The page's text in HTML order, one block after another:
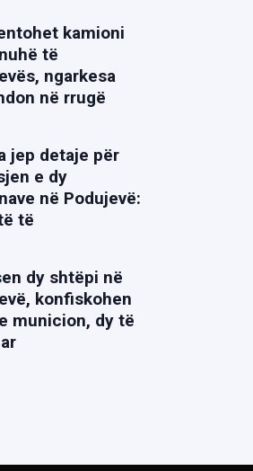
kamioni
të
ngarkesa
në rrugë
jep detaje për
e dy
në Podujevë:
të
dy shtëpi në
konfiskohen
municion, dy të